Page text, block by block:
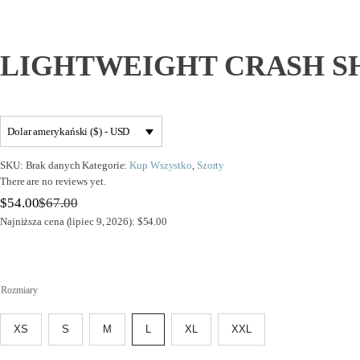
LIGHTWEIGHT CRASH
Dolar amerykański ($) - USD
SKU: Brak danych Kategorie:Kup Wszystko, Szorty
There are no reviews yet.
$67.00
Pierwotna
cena
$54.00
Aktualna
cena
Najniższa cena (lipiec 9, 2026): $54.00
Rozmiary
XS S M L XL XXL